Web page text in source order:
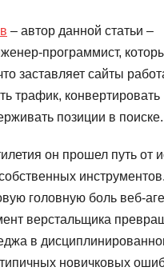
– автор данной статьи –
программист,
заставляет сайты
трафик, конвертировать
позиции в поиске.
он прошел путь от
головную боль веб-
верстальщика
в
новичковых